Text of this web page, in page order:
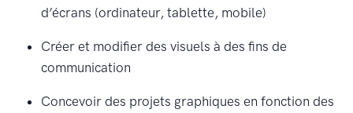
d’écrans (ordinateur, tablette, mobile)
Créer et modifier des visuels à des fins de
communication
Concevoir des projets graphiques en fonction des